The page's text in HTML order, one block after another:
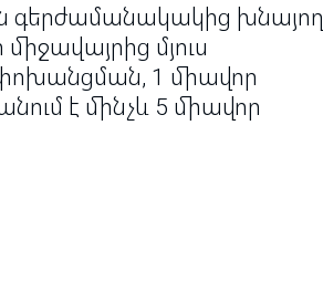
գերժամանակակից խնայող
մյուս
1 միավոր
է մինչև 5 միավոր